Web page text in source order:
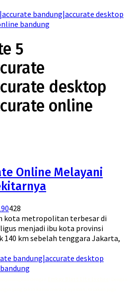
bandung|accurate desktop
bandung
5
desktop
online
Online Melayani
0428
kota metropolitan terbesar di
menjadi ibu kota provinsi
km sebelah tenggara Jakarta,
bandung|accurate desktop